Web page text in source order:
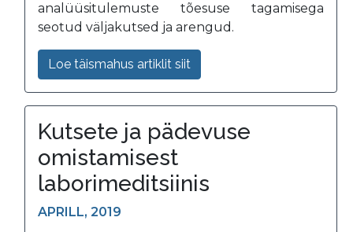
analüüsitulemuste tõesuse tagamisega
seotud väljakutsed ja arengud.
Loe täismahus artiklit siit
Kutsete ja pädevuse
omistamisest
laborimeditsiinis
APRILL, 2019